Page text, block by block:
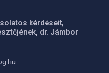
kérdéseit,
dr. Jámbor